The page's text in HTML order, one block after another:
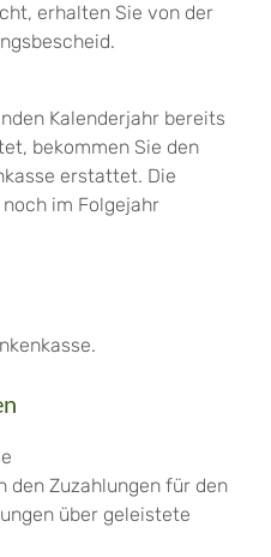
erhalten Sie von der
Kalenderjahr bereits
bekommen Sie den
erstattet. Die
im Folgejahr
den Zuzahlungen für den
über geleistete